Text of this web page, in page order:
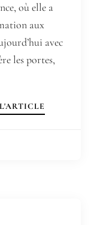
où elle a
aux
avec
les portes,